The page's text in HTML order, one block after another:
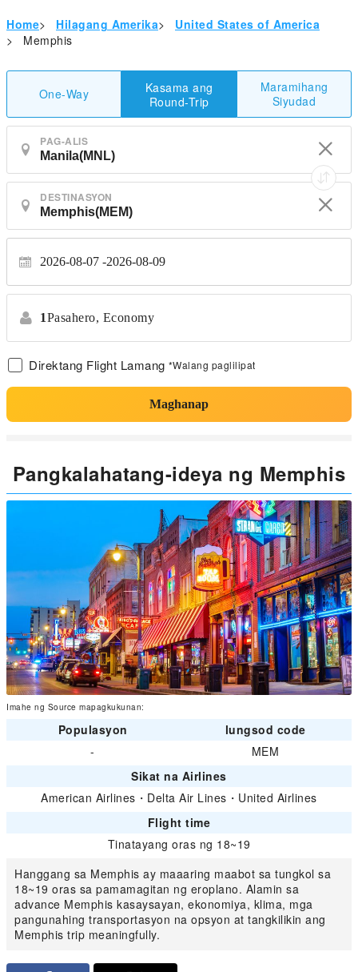
Home> Hilagang Amerika>
United States of America
>
Memphis
One-Way
Kasama ang
Round-Trip
Maramihang
Siyudad
PAG-ALIS
DESTINASYON
2026-08-07 2026-08-09
1Pasahero, Economy
Direktang Flight Lamang *Walang paglilipat
Maghanap
Pangkalahatang-ideya ng Memphis
Imahe ng Source mapagkukunan:
Populasyon
lungsod code
-
MEM
Sikat na Airlines
American Airlines ・ Delta Air Lines ・ United Airlines
Flight time
Tinatayang oras ng 18~19
Hanggang sa Memphis ay maaaring maabot sa tungkol sa
18~19 oras sa pamamagitan ng eroplano. Alamin sa
advance Memphis kasaysayan, ekonomiya, klima, mga
pangunahing transportasyon na opsyon at tangkilikin ang
Memphis trip meaningfully.